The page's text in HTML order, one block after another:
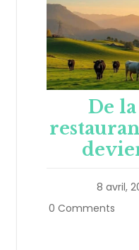
De
8 avril,
0 Comments